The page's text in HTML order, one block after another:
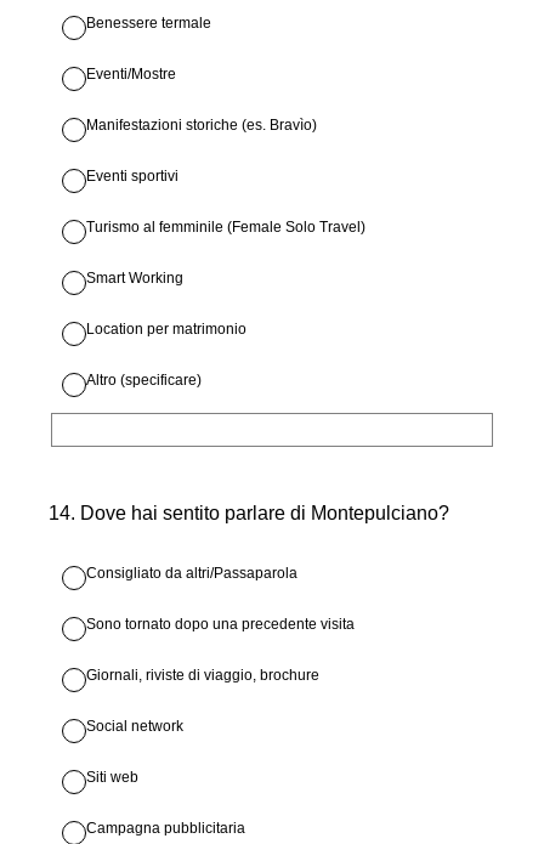
Benessere termale
Eventi/Mostre
Manifestazioni storiche (es. Bravìo)
Eventi sportivi
Turismo al femminile (Female Solo Travel)
Smart Working
Location per matrimonio
Altro (specificare)
14. Dove hai sentito parlare di Montepulciano?
Consigliato da altri/Passaparola
Sono tornato dopo una precedente visita
Giornali, riviste di viaggio, brochure
Social network
Siti web
Campagna pubblicitaria